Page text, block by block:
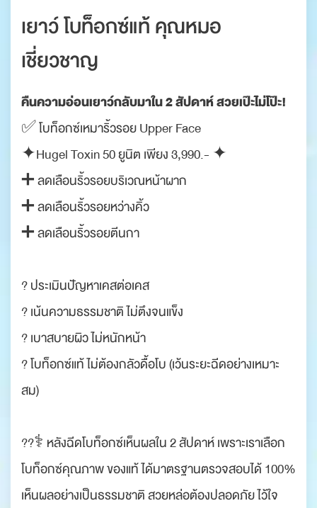
เยาว์ โบท็อกซ์แท้ คุณหมอ
เชี่ยวชาญ
คืนความอ่อนเยาว์กลับมาใน 2 สัปดาห์ สวยเป๊ะไม่โป๊ะ!
✅ โบท็อกซ์เหมาริ้วรอย Upper Face
✦Hugel Toxin 50 ยูนิต เพียง 3,990.- ✦
➕ ลดเลือนริ้วรอยบริเวณหน้าผาก
➕ ลดเลือนริ้วรอยหว่างคิ้ว
➕ ลดเลือนริ้วรอยตีนกา
? ประเมินปัญหาเคสต่อเคส
? เน้นความธรรมชาติ ไม่ตึงจนแข็ง
? เบาสบายผิว ไม่หนักหน้า
? โบท็อกซ์แท้ ไม่ต้องกลัวดื้อโบ (เว้นระยะฉีดอย่างเหมาะ
สม)
??‍⚕️ หลังฉีดโบท็อกซ์เห็นผลใน 2 สัปดาห์ เพราะเราเลือก
โบท็อกซ์คุณภาพ ของแท้ ได้มาตรฐานตรวจสอบได้ 100%
เห็นผลอย่างเป็นธรรมชาติ สวยหล่อต้องปลอดภัย ไว้ใจ